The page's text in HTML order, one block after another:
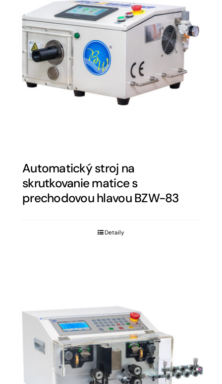
Automatický stroj na
skrutkovanie matice s
prechodovou hlavou BZW-83
Detaily